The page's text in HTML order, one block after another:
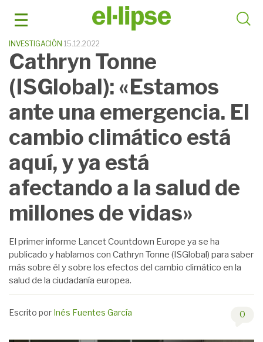
INVESTIGACIÓN 15.12.2022
Cathryn Tonne
(ISGlobal): «Estamos
ante una emergencia. El
cambio climático está
aquí, y ya está
afectando a la salud de
millones de vidas»
El primer informe Lancet Countdown Europe ya se ha
publicado y hablamos con Cathryn Tonne (ISGlobal) para saber
más sobre él y sobre los efectos del cambio climático en la
salud de la ciudadanía europea.
Escrito por Inés Fuentes García 0